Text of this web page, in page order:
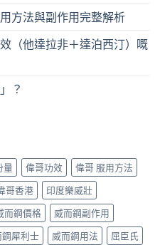
方法與副作用完整解析
（他達拉非＋達泊西汀）嘅
？
量 偉哥功效
偉哥 服用方法
哥香港
印度樂威壯
而鋼價格
威而鋼副作用
鋼犀利士 威而鋼用法 屈臣氏